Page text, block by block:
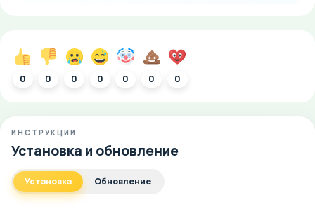
0 0 0 0 0 0 0
ИНСТРУКЦИИ
Установка и обновление
Установка Обновление